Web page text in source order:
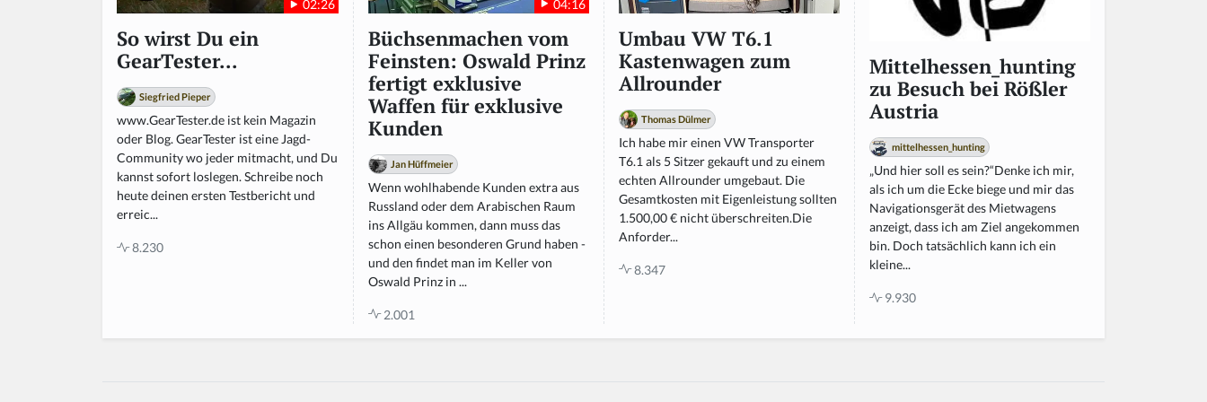
02:26
So wirst Du ein
GearTester...
Siegfried Pieper
www.GearTester.de ist kein Magazin
oder Blog. GearTester ist eine Jagd-
Community wo jeder mitmacht, und Du
kannst sofort loslegen. Schreibe noch
heute deinen ersten Testbericht und
erreic...
8.230
04:16
Büchsenmachen vom
Feinsten: Oswald Prinz
fertigt exklusive
Waffen für exklusive
Kunden
Jan Hüffmeier
Wenn wohlhabende Kunden extra aus
Russland oder dem Arabischen Raum
ins Allgäu kommen, dann muss das
schon einen besonderen Grund haben -
und den findet man im Keller von
Oswald Prinz in ...
2.001
Umbau VW T6.1
Kastenwagen zum
Allrounder
Thomas Dülmer
Ich habe mir einen VW Transporter
T6.1 als 5 Sitzer gekauft und zu einem
echten Allrounder umgebaut. Die
Gesamtkosten mit Eigenleistung sollten
1.500,00 € nicht überschreiten.Die
Anforder...
8.347
Mittelhessen_hunting
zu Besuch bei Rößler
Austria
mittelhessen_hunting
„Und hier soll es sein?“Denke ich mir,
als ich um die Ecke biege und mir das
Navigationsgerät des Mietwagens
anzeigt, dass ich am Ziel angekommen
bin. Doch tatsächlich kann ich ein
kleine...
9.930